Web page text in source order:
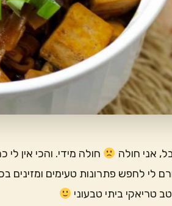
אני חולה
חולה מידי. והכי אין
לי לחפש פתרונות טעימים ומזינים
טריאקי ביתי טבעוני